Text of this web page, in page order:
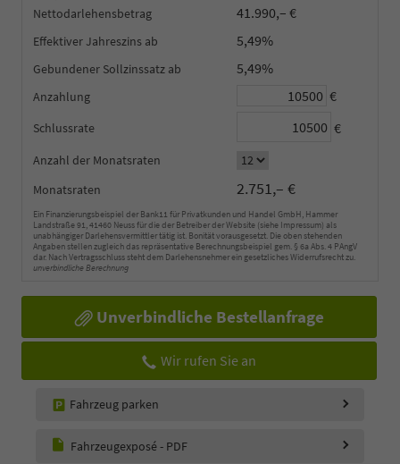
Nettodarlehensbetrag 41.990,– €
Effektiver Jahreszins 5,49%
Gebundener Sollzinssatz 5,49%
Anzahlung €
Schlussrate €
Anzahl der Monatsraten
Monatsraten
2.751,– €
Ein Finanzierungsbeispiel der Bank11 für Privatkunden und Handel GmbH, Hammer
Landstraße 91, 41460 Neuss für die der Betreiber der Website (siehe Impressum) als
unabhängiger Darlehensvermittler tätig ist. Bonität vorausgesetzt. Die oben stehenden
Angaben stellen zugleich das repräsentative Berechnungsbeispiel gem. § 6a Abs. 4 PAngV
dar. Nach Vertragsschluss steht dem Darlehensnehmer ein gesetzliches Widerrufsrecht zu.
unverbindliche Berechnung
Unverbindliche Bestellanfrage
Wir rufen Sie an
Fahrzeug parken
Fahrzeugexposé - PDF